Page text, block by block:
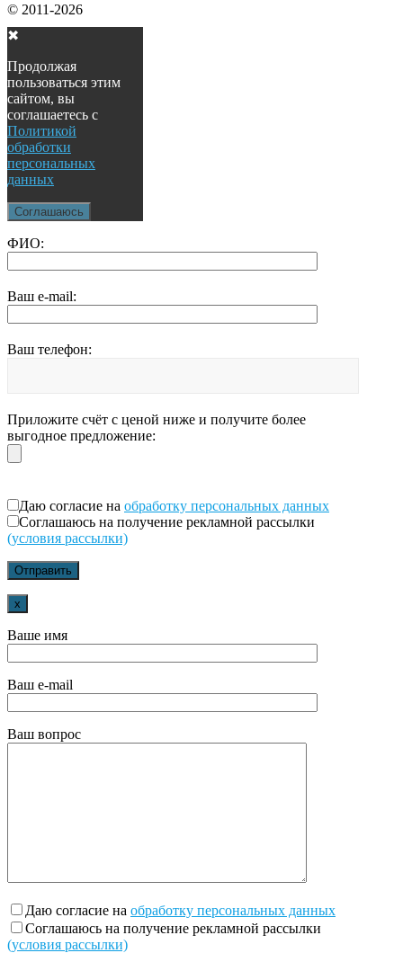
© 2011-2026
✖
Продолжая
пользоваться этим
сайтом, вы
соглашаетесь с
Политикой
обработки
персональных
данных
Соглашаюсь
ФИО:
Ваш e-mail:
Ваш телефон:
Приложите счёт с ценой ниже и получите более
выгодное предложение:
Даю согласие на обработку персональных данных
Соглашаюсь на получение рекламной рассылки
(условия рассылки)
x
Ваше имя
Ваш e-mail
Ваш вопрос
Даю согласие на обработку персональных данных
Соглашаюсь на получение рекламной рассылки
(условия рассылки)